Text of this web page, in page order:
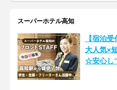
スーパーホテル高知
【宿泊
大人気×
☆安心し